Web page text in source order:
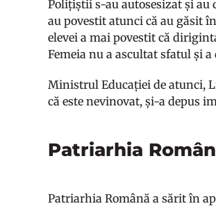
Polițiștii s-au autosesizat și
au povestit atunci că au găsit
elevei a mai povestit că
Femeia nu a ascultat sfatul și
Ministrul Educației de atunci,
că este nevinovat, și-a depus
Patriarhia
Patriarhia Română a sărit în